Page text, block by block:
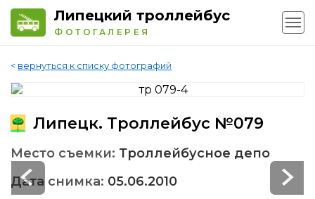
Липецкий троллейбус
ФОТОГАЛЕРЕЯ
< вернуться к списку фотографий
Липецк. Троллейбус №079
Место съемки: Троллейбусное депо
Дата снимка: 05.06.2010